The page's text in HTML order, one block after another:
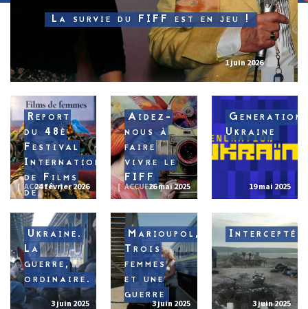
La survie du FIFF est en jeu !
1 juin 2026
Report
du 48è
Festival
International
de Films
de
de
Créteil
ACCUEIL
24 février 2026
Aidez-
nous à
faire
vivre le
FIFF
ACCUEIL26 mai 2025
Generation
Ukraine
19 mai 2025
Ukraine.
La
guerre,
ordinaire.
3 juin 2025
Marioupol,
Trois
femmes
et une
guerre
3 juin 2025
Interceptés
3 juin 2025